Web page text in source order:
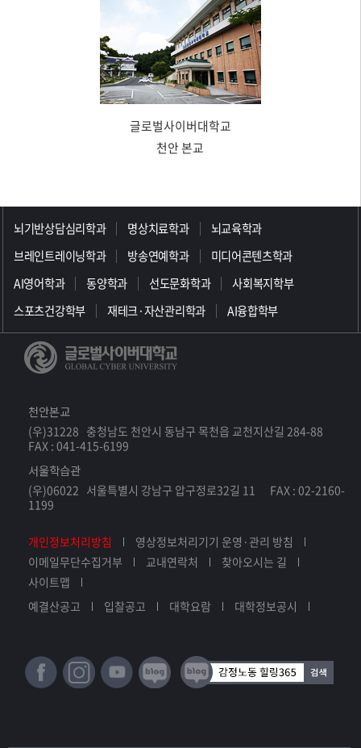
글로벌사이버대학교
천안 본교
뇌기반상담심리학과 명상치료학과
뇌교육학과
브레인트레이닝학과
방송연예학과
미디어콘텐츠학과
AI영어학과
동양학과 선도문화학과
사회복지학부
스포츠건강학부
재테크·자산관리학과 AI융합학부
천안본교
(우)31228 충청남도 천안시 동남구 목천읍 교천지산길 284-88
FAX : 041-415-6199
서울학습관
(우)06022 서울특별시 강남구 압구정로32길 11 FAX : 02-2160-
1199
개인정보처리방침
영상정보처리기기 운영·관리 방침
이메일무단수집거부
교내연락처
찾아오시는 길
사이트맵
예결산공고
입찰공고 대학요람 대학정보공시